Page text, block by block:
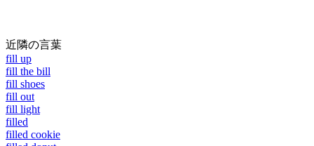
近隣の言葉
fill up
fill the bill
fill shoes
fill out
fill light
filled
filled cookie